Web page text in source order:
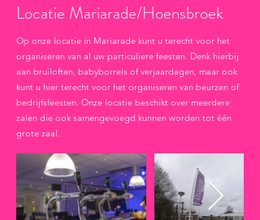
Locatie Mariarade/Hoensbroek
Op onze locatie in Mariarade kunt u terecht voor het
organiseren van al uw particuliere feesten. Denk hierbij
aan bruiloften, babyborrels of verjaardagen, maar ook
kunt u hier terecht voor het organiseren van beurzen of
bedrijfsfeesten. Onze locatie beschikt over meerdere
zalen die ook samengevoegd kunnen worden tot één
grote zaal.